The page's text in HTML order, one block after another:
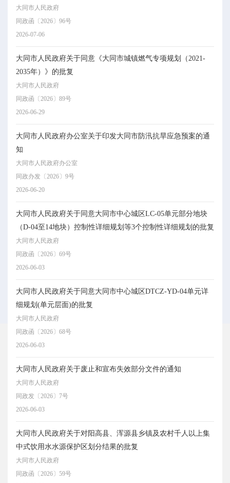
大同市人民政府
同政函〔2026〕96号
2026-07-06
大同市人民政府关于同意《大同市城镇燃气专项规划（2021-
2035年）》的批复
大同市人民政府
同政函〔2026〕89号
2026-06-29
大同市人民政府办公室关于印发大同市防汛抗旱应急预案的通
知
大同市人民政府办公室
同政办发〔2026〕9号
2026-06-20
大同市人民政府关于同意大同市中心城区LC-05单元部分地块
（D-04至14地块）控制性详细规划等3个控制性详细规划的批复
大同市人民政府
同政函〔2026〕69号
2026-06-03
大同市人民政府关于同意大同市中心城区DTCZ-YD-04单元详
细规划(单元层面)的批复
大同市人民政府
同政函〔2026〕68号
2026-06-03
大同市人民政府关于废止和宣布失效部分文件的通知
大同市人民政府
同政发〔2026〕7号
2026-06-03
大同市人民政府关于对阳高县、浑源县乡镇及农村千人以上集
中式饮用水水源保护区划分结果的批复
大同市人民政府
同政函〔2026〕59号